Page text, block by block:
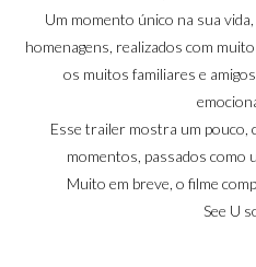
Um momento único na sua
homenagens, realizados com
os muitos familiares e
Esse trailer mostra um pouco,
momentos, passados como
Muito em breve, o filme
See U